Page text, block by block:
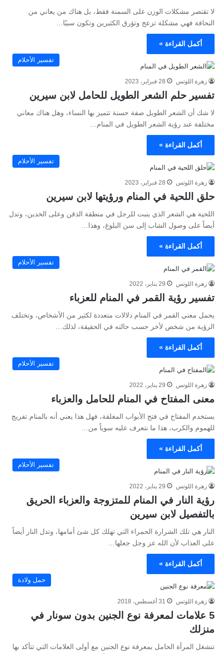
لا تقتصر مشكلات الوزن على السمنة فقط، بل هناك من يعاني من
النحافة فهي مشكلة تزعج وتؤرق الكثيرين وتكون سببًا…
أكمل القراءة »
تفسير الأحلام
زهرة اللوتس 28 فبراير، 2023
تفسير حلم الشعر الطويل للحامل لابن سيرين
لا شك أن الشعر الطويل صفة حسنة تتميز بها النساء، وهل هناك معاني
مختلفة عند رؤية الشعر الطويل في المنام…
أكمل القراءة »
تفسير الأحلام
زهرة اللوتس 28 فبراير، 2023
حلق اللحية في المنام ورؤيتها لابن سيرين
اللحية هي الشعر الذي ينبت للرجل في منطقة الذقن وعلى الخدين، وتدل
أيضاً على وصول الشاب إلى سن البلوغ، وهذا…
أكمل القراءة »
تفسير الأحلام
زهرة اللوتس 29 يناير، 2022
تفسير رؤية القمر في المنام للعزباء
يحمل معني القمر في المنام دلالات متعددة لكثير من الأشخاص، وتختلف
الرؤية من شخص لأخر حسب حالته في الحقيقة، لذلك…
أكمل القراءة »
تفسير الأحلام
زهرة اللوتس 29 يناير، 2022
معنى المفتاح في المنام للحامل والعزباء
يستخدم المفتاح في فتح الأبواب المغلقة، فهل هذا يعني أنه بالمنام تفريج
للهموم والكرب، هذا ما نتعرف عليه سوياً من…
أكمل القراءة »
تفسير الأحلام
زهرة اللوتس 29 يناير، 2022
رؤية النار في المنام للمتزوجة والعزباء الحريق
بالتفصيل لابن سيرين
النار هي تلك الشرارة الحمراء التي تهلك كل شئ أمامها، وتدل النار أيضاً
على العذاب لأن الله عز وجل جعلها…
أكمل القراءة »
حمل ولادة
زهرة اللوتس 31 أغسطس، 2018
5 علامات لمعرفة نوع الجنين بدون سونار في
منزلك
تنشغل المرأة الحامل بمعرفة نوع الجنين مع أولى العلامات التي تتأكد بها